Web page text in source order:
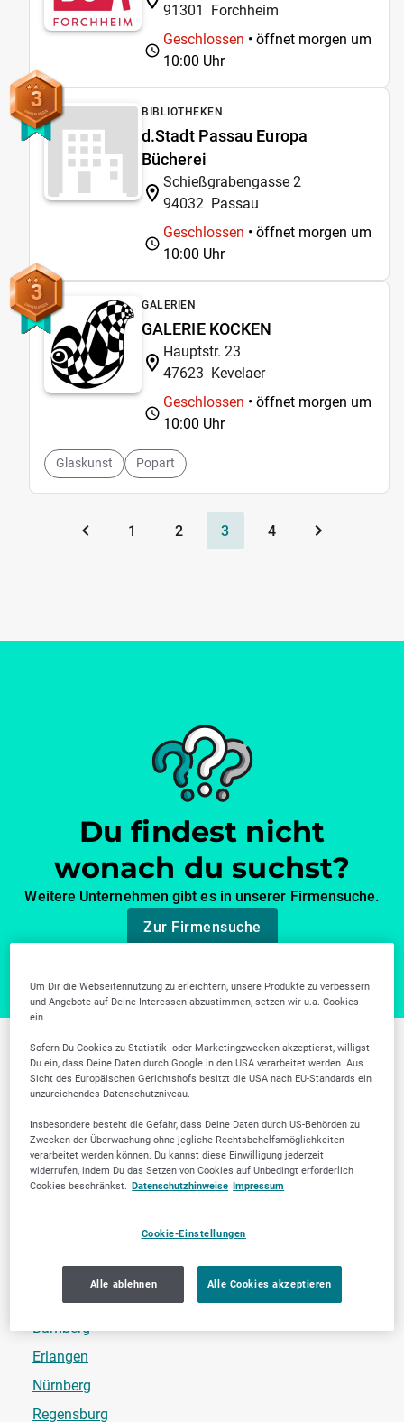
91301
Forchheim
Geschlossen • öffnet morgen um
10:00 Uhr
3 BIBLIOTHEKEN
d.Stadt Passau Europa
Bücherei
Schießgrabengasse 2
94032 Passau
Geschlossen • öffnet morgen um
10:00 Uhr
3 GALERIEN
GALERIE KOCKEN
Hauptstr. 23
47623 Kevelaer
Geschlossen • öffnet morgen um
10:00 Uhr
Glaskunst Popart
1 2 3 4
Du findest nicht
wonach du suchst?
Weitere Unternehmen gibt es in unserer Firmensuche.
Zur Firmensuche
Baden-Württemberg
Konstanz
Bayern
Bamberg
Erlangen
Nürnberg
Regensburg
Um Dir die Webseitennutzung zu erleichtern, unsere Produkte zu verbessern
und Angebote auf Deine Interessen abzustimmen, setzen wir u.a. Cookies
ein.
Sofern Du Cookies zu Statistik- oder Marketingzwecken akzeptierst, willigst
Du ein, dass Deine Daten durch Google in den USA verarbeitet werden. Aus
Sicht des Europäischen Gerichtshofs besitzt die USA nach EU-Standards ein
unzureichendes Datenschutzniveau.
Insbesondere besteht die Gefahr, dass Deine Daten durch US-Behörden zu
Zwecken der Überwachung ohne jegliche Rechtsbehelfsmöglichkeiten
verarbeitet werden können. Du kannst diese Einwilligung jederzeit
widerrufen, indem Du das Setzen von Cookies auf Unbedingt erforderlich
Cookies beschränkst. Datenschutzhinweise Impressum
Cookie-Einstellungen
Alle ablehnen Alle Cookies akzeptieren